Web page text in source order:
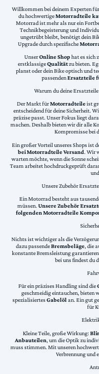
Willkommen bei deinem Experten
du hochwertigeMotorradteile
Motorrad ist mehr als nur ein
Technikbegeisterung und
ungetrübt bleibt, benötigt dein
Upgrade durch spezifische
UnserOnline Shophat es sich
erstklassigeQualitätzu bieten.
planst oder dein Bike optisch und
passendenErsatzteile
Warum du deine
Der Markt fürMotorradteileist
entscheidend für deine Sicherheit.
präzise passt. Unser Fokus liegt
machen. Deshalb bieten wir dir alle
Kompromisse bei
Ein großer Vorteil unseres Shops ist
bei Motorradteile Versand. Wir
warten möchte, wenn die Sonne
Team arbeitet hochdruckgeprüft
Unsere Zubehör
Ein Motorrad besteht aus
müssen. Unsere Zubehör
folgenden Motorradteile
Nichts ist wichtiger als die
dazu passendeBremsbeläge, die
konstante Bremsleistung
bei uns findest du
Für ein präzises Handling sind die
geschmeidig eintauchen, bieten
spezialisiertesGabelölan. Ein gut
für
Kleine Teile, große Wirkung:
Anbauteilen, um die Optik zu
muss stimmen. Mit unseren
Verbrennung und